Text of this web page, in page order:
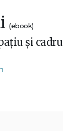
(ebook)
și cadru